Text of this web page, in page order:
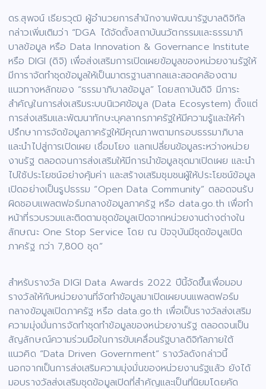
ดร.สุพจน์ เธียรวุฒิ ผู้อำนวยการสำนักงานพัฒนารัฐบาลดิจิทัล
กล่าวเพิ่มเติมว่า “DGA ได้จัดตั้งสถาบันนวัตกรรมและธรรมาภิ
บาลข้อมูล หรือ Data Innovation & Governance Institute
หรือ DIGI (ดิจิ) เพื่อส่งเสริมการเปิดเผยข้อมูลของหน่วยงานรัฐให้
มีการาจัดทำชุดข้อมูลให้เป็นมาตรฐานสากลและสอดคล้องตาม
แนวทางหลักของ “ธรรมาภิบาลข้อมูล” โดยสถาบันดิจิ มีภาระ
สำคัญในการส่งเสริมระบบนิเวศข้อมูล (Data Ecosystem) ตั้งแต่
การส่งเสริมและพัฒนาทักษะบุคลากรภาครัฐให้มีความรู้และให้คำ
ปรึกษาการจัดข้อมูลภาครัฐให้มีคุณภาพตามกรอบธรรมาภิบาล
และนำไปสู่การเปิดเผย เชื่อมโยง แลกเปลี่ยนข้อมูลระหว่างหน่วย
งานรัฐ ตลอดจนการส่งเสริมให้มีการนำข้อมูลชุดมาเปิดเผย และนำ
ไปใช้ประโยชน์อย่างคุ้มค่า และสร้างเสริมชุมชนผู้ให้ประโยชน์ข้อมูล
เปิดอย่างเป็นรูปธรรม “Open Data Community” ตลอดจนรับ
ผิดชอบแพลตฟอร์มกลางข้อมูลภาครัฐ หรือ data.go.th เพื่อทำ
หน้าที่รวบรวมและติดตามชุดข้อมูลเปิดจากหน่วยงานต่างต่างใน
ลักษณะ One Stop Service โดย ณ ปัจจุบันมีชุดข้อมูลเปิด
ภาครัฐ กว่า 7,800 ชุด”
สำหรับรางวัล DIGI Data Awards 2022 ปีนี้จัดขึ้นเพื่อมอบ
รางวัลให้กับหน่วยงานที่จัดทำข้อมูลมาเปิดเผยบนแพลตฟอร์ม
กลางข้อมูลเปิดภาครัฐ หรือ data.go.th เพื่อเป็นรางวัลส่งเสริม
ความมุ่งมั่นการจัดทำชุดทำข้อมูลของหน่วยงานรัฐ ตลอดจนเป็น
สัญลักษณ์ความร่วมมือในการขับเคลื่อนรัฐบาลดิจิทัลภายใต้
แนวคิด “Data Driven Government” รางวัลดังกล่าวนี้
นอกจากเป็นการส่งเสริมความมุ่งมั่นของหน่วยงานรัฐแล้ว ยังได้
มอบรางวัลส่งเสริมชุดข้อมูลเปิดที่สำคัญและเป็นที่นิยมโดยคัด